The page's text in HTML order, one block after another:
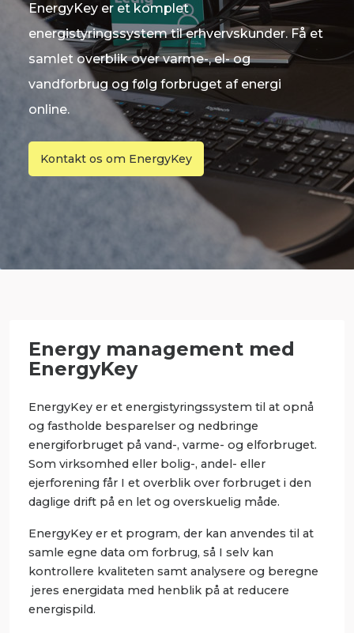
EnergyKey er et komplet
energistyringssystem til erhvervskunder. Få et
samlet overblik over varme-, el- og
vandforbrug og følg forbruget af energi
online.
Kontakt os om EnergyKey
Energy management med
EnergyKey
EnergyKey er et energistyringssystem til at opnå
og fastholde besparelser og nedbringe
energiforbruget på vand-, varme- og elforbruget.
Som virksomhed eller bolig-, andel- eller
ejerforening får I et overblik over forbruget i den
daglige drift på en let og overskuelig måde.
EnergyKey er et program, der kan anvendes til at
samle egne data om forbrug, så I selv kan
kontrollere kvaliteten samt analysere og beregne
jeres energidata med henblik på at reducere
energispild.